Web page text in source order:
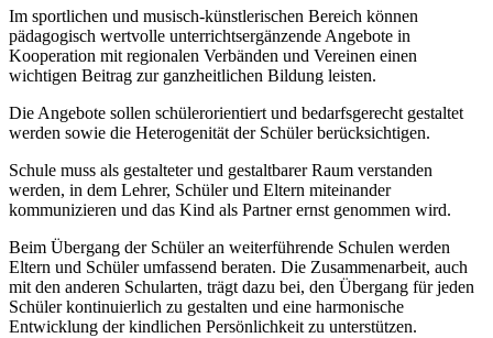
Im sportlichen und musisch-künstlerischen Bereich können
pädagogisch wertvolle unterrichtsergänzende Angebote in
Kooperation mit regionalen Verbänden und Vereinen einen
wichtigen Beitrag zur ganzheitlichen Bildung leisten.
Die Angebote sollen schülerorientiert und bedarfsgerecht gestaltet
werden sowie die Heterogenität der Schüler berücksichtigen.
Schule muss als gestalteter und gestaltbarer Raum verstanden
werden, in dem Lehrer, Schüler und Eltern miteinander
kommunizieren und das Kind als Partner ernst genommen wird.
Beim Übergang der Schüler an weiterführende Schulen werden
Eltern und Schüler umfassend beraten. Die Zusammenarbeit, auch
mit den anderen Schularten, trägt dazu bei, den Übergang für jeden
Schüler kontinuierlich zu gestalten und eine harmonische
Entwicklung der kindlichen Persönlichkeit zu unterstützen.